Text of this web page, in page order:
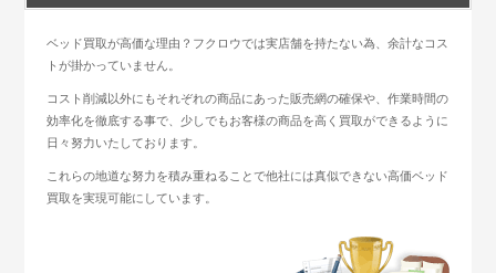
ベッド買取が高価な理由？フクロウでは実店舗を持たない為、余計なコス
トが掛かっていません。
コスト削減以外にもそれぞれの商品にあった販売網の確保や、作業時間の
効率化を徹底する事で、少しでもお客様の商品を高く買取ができるように
日々努力いたしております。
これらの地道な努力を積み重ねることで他社には真似できない高価ベッド
買取を実現可能にしています。